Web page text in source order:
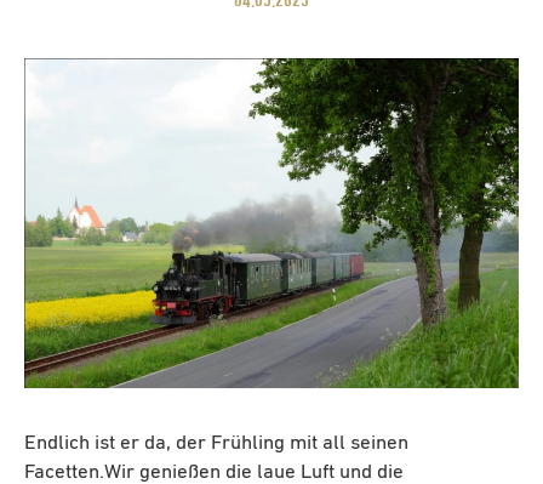
Endlich ist er da, der Frühling mit all seinen
Facetten.Wir genießen die laue Luft und die